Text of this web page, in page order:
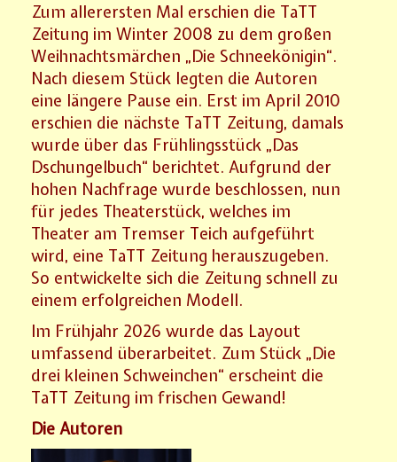
Zum allerersten Mal erschien die TaTT
Zeitung im Winter 2008 zu dem großen
Weihnachtsmärchen „Die Schneekönigin“.
Nach diesem Stück legten die Autoren
eine längere Pause ein. Erst im April 2010
erschien die nächste TaTT Zeitung, damals
wurde über das Frühlingsstück „Das
Dschungelbuch“ berichtet. Aufgrund der
hohen Nachfrage wurde beschlossen, nun
für jedes Theaterstück, welches im
Theater am Tremser Teich aufgeführt
wird, eine TaTT Zeitung herauszugeben.
So entwickelte sich die Zeitung schnell zu
einem erfolgreichen Modell.
Im Frühjahr 2026 wurde das Layout
umfassend überarbeitet. Zum Stück „Die
drei kleinen Schweinchen“ erscheint die
TaTT Zeitung im frischen Gewand!
Die Autoren